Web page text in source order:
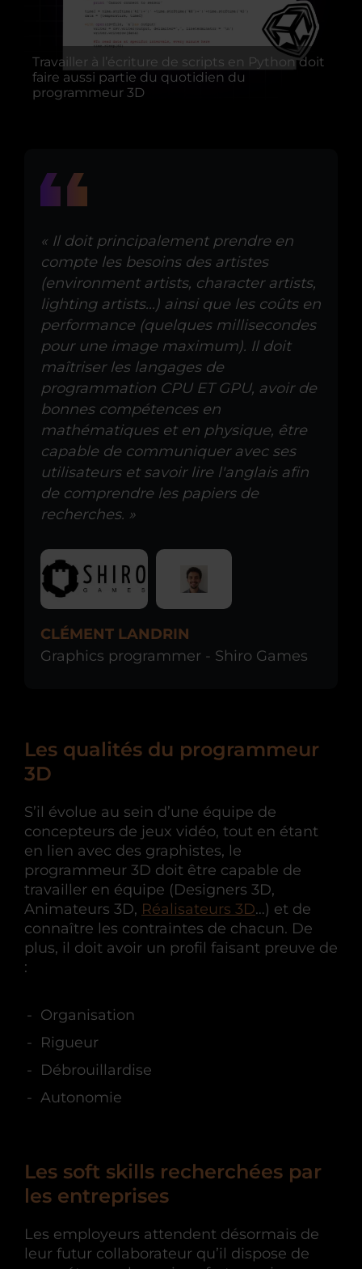
Travailler à l’écriture de scripts en Python doit
faire aussi partie du quotidien du
programmeur 3D
« Il doit principalement prendre en
compte les besoins des artistes
(environment artists, character artists,
lighting artists...) ainsi que les coûts en
performance (quelques millisecondes
pour une image maximum). Il doit
maîtriser les langages de
programmation CPU ET GPU, avoir de
bonnes compétences en
mathématiques et en physique, être
capable de communiquer avec ses
utilisateurs et savoir lire l'anglais afin
de comprendre les papiers de
recherches. »
CLÉMENT LANDRIN
Graphics programmer - Shiro Games
Les qualités du programmeur
3D
S’il évolue au sein d’une équipe de
concepteurs de jeux vidéo, tout en étant
en lien avec des graphistes, le
programmeur 3D doit être capable de
travailler en équipe (Designers 3D,
Animateurs 3D, Réalisateurs 3D…) et de
connaître les contraintes de chacun. De
plus, il doit avoir un profil faisant preuve de
:
Organisation
Rigueur
Débrouillardise
Autonomie
Les soft skills recherchées par
les entreprises
Les employeurs attendent désormais de
leur futur collaborateur qu’il dispose de